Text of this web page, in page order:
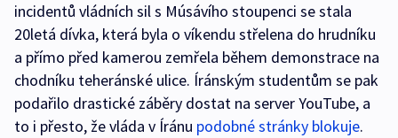
incidentů vládních sil s Músávího stoupenci se stala
20letá dívka, která byla o víkendu střelena do hrudníku
a přímo před kamerou zemřela během demonstrace na
chodníku teheránské ulice. Íránským studentům se pak
podařilo drastické záběry dostat na server YouTube, a
to i přesto, že vláda v Íránu podobné stránky blokuje.